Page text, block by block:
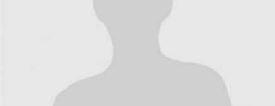
加盟・登録
エントリー
JBCF ROAD SERIESとは